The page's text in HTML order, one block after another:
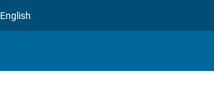
al
principale
English